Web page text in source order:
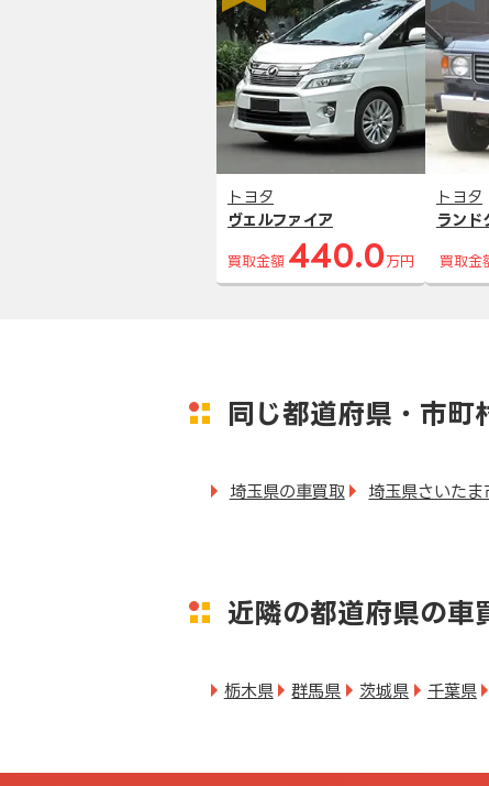
トヨタ
ヴェルファイア
買取金額 440.0 万円
トヨタ
ランド
買取金
同じ都道府県・市町
埼玉県の車買取 埼玉県さいた
近隣の都道府県の車
栃木県 群馬県 茨城県 千葉県